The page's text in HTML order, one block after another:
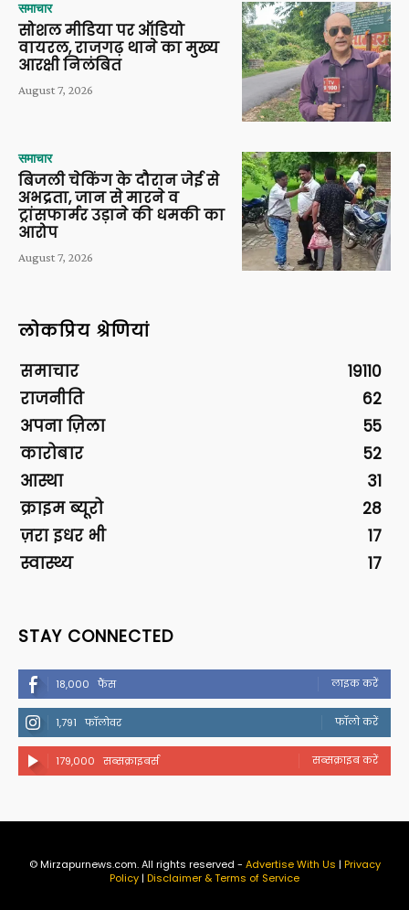
समाचार
सोशल मीडिया पर ऑडियो
वायरल, राजगढ़ थाने का मुख्य
आरक्षी निलंबित
August 7, 2026
समाचार
बिजली चेकिंग के दौरान जेई से
अभद्रता, जान से मारने व
ट्रांसफार्मर उड़ाने की धमकी का
आरोप
August 7, 2026
लोकप्रिय श्रेणियां
समाचार
19110
राजनीति
62
अपना ज़िला
55
कारोबार
52
आस्था
31
क्राइम ब्यूरो
28
ज़रा इधर भी
17
स्वास्थ्य
17
STAY CONNECTED
18,000 फैंस लाइक करें
1,791 फॉलोवर फॉलो करें
179,000 सब्सक्राइबर्स सब्सक्राइब करें
© Mirzapurnews.com. All rights reserved - Advertise With Us | Privacy
Policy| Disclaimer & Terms of Service